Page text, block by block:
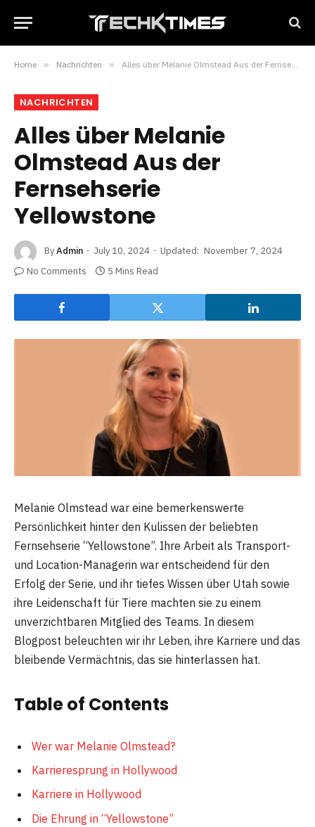
Home » Nachrichten » Alles über Melanie Olmstead Aus der Fernsehserie Yellowstone
NACHRICHTEN
Alles über Melanie
Olmstead Aus der
Fernsehserie
Yellowstone
ByAdmin July 10, 2024 Updated: November 7, 2024
No Comments
5 Mins Read
Melanie Olmstead war eine bemerkenswerte
Persönlichkeit hinter den Kulissen der beliebten
Fernsehserie “Yellowstone”. Ihre Arbeit als Transport-
und Location-Managerin war entscheidend für den
Erfolg der Serie, und ihr tiefes Wissen über Utah sowie
ihre Leidenschaft für Tiere machten sie zu einem
unverzichtbaren Mitglied des Teams. In diesem
Blogpost beleuchten wir ihr Leben, ihre Karriere und das
bleibende Vermächtnis, das sie hinterlassen hat.
Table of Contents
Wer war Melanie Olmstead?
Karrieresprung in Hollywood
Karriere in Hollywood
Die Ehrung in “Yellowstone”